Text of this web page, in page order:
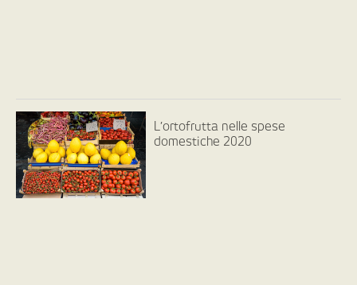
L’ortofrutta nelle spese
domestiche 2020